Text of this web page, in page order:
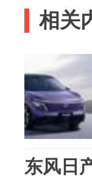
相关
东风日